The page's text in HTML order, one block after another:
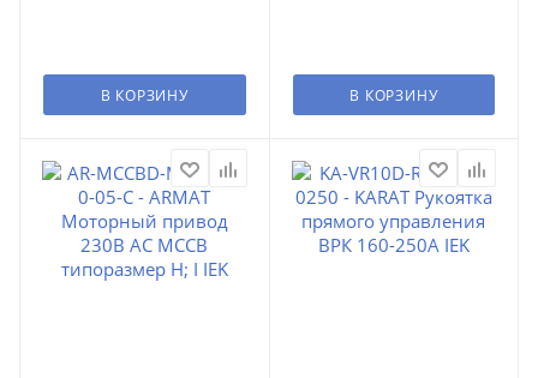
В КОРЗИНУ В КОРЗИНУ